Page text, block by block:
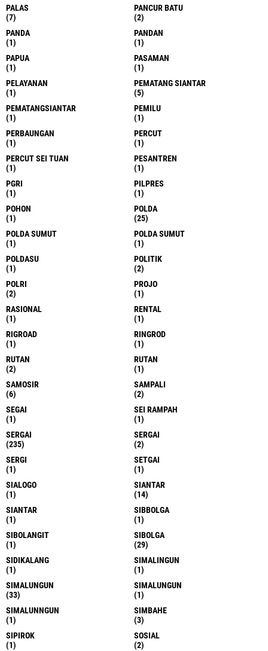
PALAS
(7)
PANCUR BATU
(2)
PANDA
(1)
PANDAN
(1)
PAPUA
(1)
PASAMAN
(1)
PELAYANAN
(1)
PEMATANG SIANTAR
(5)
PEMATANGSIANTAR
(1)
PEMILU
(1)
PERBAUNGAN
(1)
PERCUT
(1)
PERCUT SEI TUAN
(1)
PESANTREN
(1)
PGRI
(1)
PILPRES
(1)
POHON
(1)
POLDA
(25)
POLDA SUMUT
(1)
POLDA SUMUT
(1)
POLDASU
(1)
POLITIK
(2)
POLRI
(2)
PROJO
(1)
RASIONAL
(1)
RENTAL
(1)
RIGROAD
(1)
RINGROD
(1)
RUTAN
(2)
RUTAN
(1)
SAMOSIR
(6)
SAMPALI
(2)
SEGAI
(1)
SEI RAMPAH
(1)
SERGAI
(235)
SERGAI
(2)
SERGI
(1)
SETGAI
(1)
SIALOGO
(1)
SIANTAR
(14)
SIANTAR
(1)
SIBBOLGA
(1)
SIBOLANGIT
(1)
SIBOLGA
(29)
SIDIKALANG
(1)
SIMALINGUN
(1)
SIMALUNGUN
(33)
SIMALUNGUN
(1)
SIMALUNNGUN
(1)
SIMBAHE
(3)
SIPIROK
(1)
SOSIAL
(2)